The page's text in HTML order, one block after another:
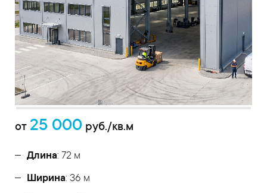
от 25 000 руб./кв.м
Длина: 72 м
Ширина: 36 м